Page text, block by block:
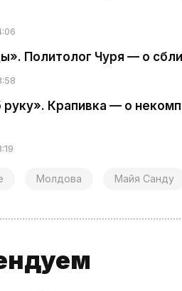
Политолог Чуря — о
руку». Крапивка — о
Молдова Майя Санду